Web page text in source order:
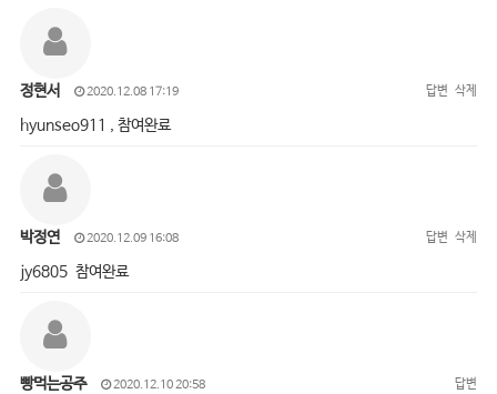
정현서 2020.12.08 17:19 답변 삭제
hyunseo911 , 참여완료
박정연 2020.12.09 16:08 답변 삭제
jy6805 참여완료
빵먹는공주 2020.12.10 20:58 답변